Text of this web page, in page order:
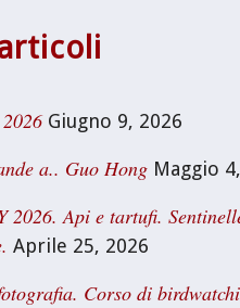
Giugno 9, 2026
a.. Guo Hong Maggio
2026. Api e tartufi.
Aprile 25, 2026
Corso di